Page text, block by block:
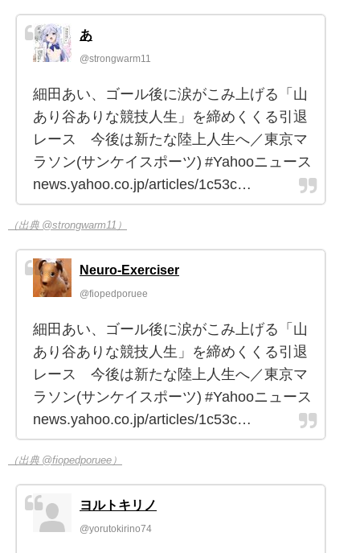
あ
@strongwarm11
細田あい、ゴール後に涙がこみ上げる「山
あり谷ありな競技人生」を締めくくる引退
レース 今後は新たな陸上人生へ／東京マ
ラソン(サンケイスポーツ) #Yahooニュース
news.yahoo.co.jp/articles/1c53c…
（出典 @strongwarm11）
Neuro-Exerciser
@fiopedporuee
細田あい、ゴール後に涙がこみ上げる「山
あり谷ありな競技人生」を締めくくる引退
レース 今後は新たな陸上人生へ／東京マ
ラソン(サンケイスポーツ) #Yahooニュース
news.yahoo.co.jp/articles/1c53c…
（出典 @fiopedporuee）
ヨルトキリノ
@yorutokirino74